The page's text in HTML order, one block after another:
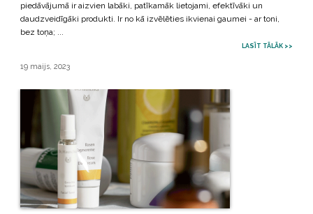
piedāvājumā ir aizvien labāki, patīkamāk lietojami, efektīvāki un
daudzveidīgāki produkti. Ir no kā izvēlēties ikvienai gaumei - ar toni,
bez toņa; ...
LASĪT TĀLĀK >>
19 maijs, 2023